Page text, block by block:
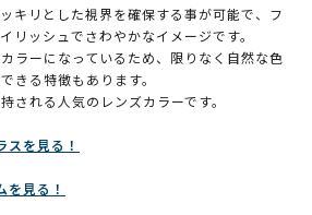
キリとした視界を確保する事が可能で、フ
リッシュでさわやかなイメージです。
ラーになっているため、限りなく自然な色
きる特徴もあります。
される人気のレンズカラーです。
を見る！
見る！